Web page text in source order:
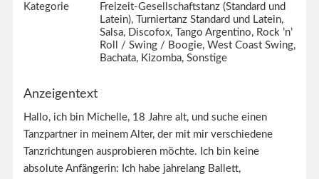
Kategorie
Freizeit-Gesellschaftstanz (Standard und
Latein), Turniertanz Standard und Latein,
Salsa, Discofox, Tango Argentino, Rock ’n’
Roll / Swing / Boogie, West Coast Swing,
Bachata, Kizomba, Sonstige
Anzeigentext
Hallo, ich bin Michelle, 18 Jahre alt, und suche einen
Tanzpartner in meinem Alter, der mit mir verschiedene
Tanzrichtungen ausprobieren möchte. Ich bin keine
absolute Anfängerin: Ich habe jahrelang Ballett,